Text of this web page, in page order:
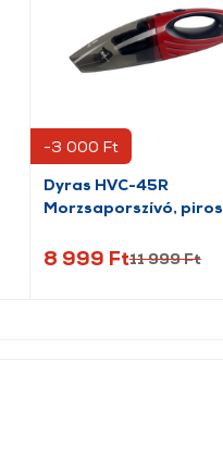
-3 000 Ft
Dyras HVC-45R
Morzsaporszívó, piros
8 999 Ft11 999 Ft